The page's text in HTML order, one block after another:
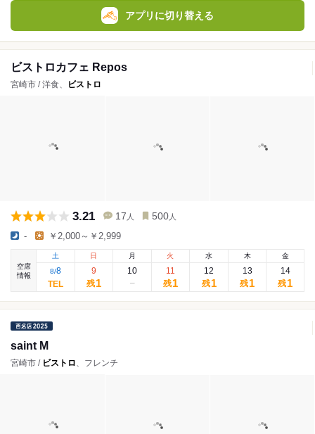
アプリに切り替える
ビストロカフェ Repos
宮崎市 / 洋食、 ビストロ
3.21 17 人 500 人
- ￥2,000～￥2,999
空席
情報
土
8/8
日
9
残1
月
10
火
11
残1
水
12
残1
木
13
残1
金
14
残1
saint M
宮崎市 / ビストロ、フレンチ